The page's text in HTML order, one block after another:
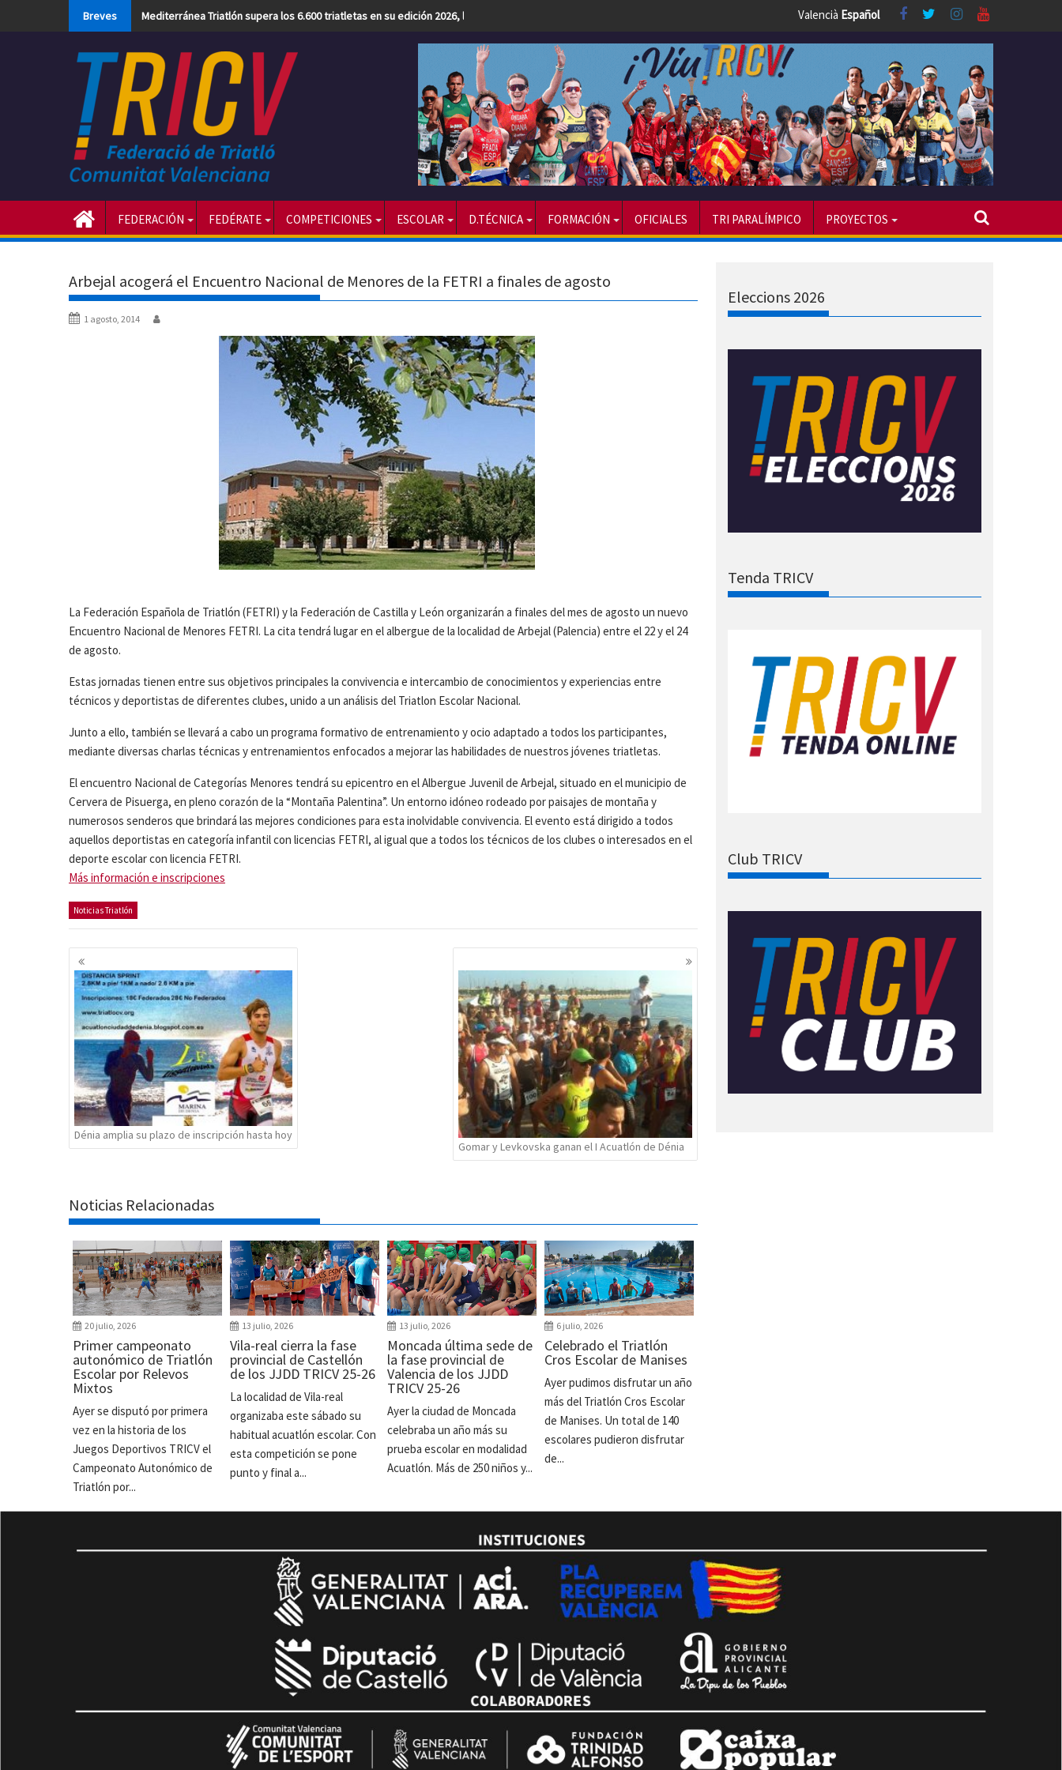
Breves Mediterránea Triatlón supera los 6.600 triatletas en su edición 2026, la más numerosa hasta la fecha Valencià Español
FEDERACIÓN FEDÉRATE COMPETICIONES ESCOLAR D.TÉCNICA FORMACIÓN OFICIALES TRI PARALÍMPICO PROYECTOS
Arbejal acogerá el Encuentro Nacional de Menores de la FETRI a finales de agosto
1 agosto, 2014
La Federación Española de Triatlón (FETRI) y la Federación de Castilla y León organizarán a finales del mes de agosto un nuevo
Encuentro Nacional de Menores FETRI. La cita tendrá lugar en el albergue de la localidad de Arbejal (Palencia) entre el 22 y el 24
de agosto.
Estas jornadas tienen entre sus objetivos principales la convivencia e intercambio de conocimientos y experiencias entre
técnicos y deportistas de diferentes clubes, unido a un análisis del Triatlon Escolar Nacional.
Junto a ello, también se llevará a cabo un programa formativo de entrenamiento y ocio adaptado a todos los participantes,
mediante diversas charlas técnicas y entrenamientos enfocados a mejorar las habilidades de nuestros jóvenes triatletas.
El encuentro Nacional de Categorías Menores tendrá su epicentro en el Albergue Juvenil de Arbejal, situado en el municipio de
Cervera de Pisuerga, en pleno corazón de la “Montaña Palentina”. Un entorno idóneo rodeado por paisajes de montaña y
numerosos senderos que brindará las mejores condiciones para esta inolvidable convivencia. El evento está dirigido a todos
aquellos deportistas en categoría infantil con licencias FETRI, al igual que a todos los técnicos de los clubes o interesados en el
deporte escolar con licencia FETRI.
Más información e inscripciones
Noticias Triatlón
Navegación
de
entradas
Dénia amplia su plazo de inscripción hasta hoy
Gomar y Levkovska ganan el I Acuatlón de Dénia
Noticias Relacionadas
20 julio, 2026
Primer campeonato
autonómico de Triatlón
Escolar por Relevos
Mixtos
Ayer se disputó por primera
vez en la historia de los
Juegos Deportivos TRICV el
Campeonato Autonómico de
Triatlón por...
13 julio, 2026
Vila-real cierra la fase
provincial de Castellón
de los JJDD TRICV 25-26
La localidad de Vila-real
organizaba este sábado su
habitual acuatlón escolar. Con
esta competición se pone
punto y final a...
13 julio, 2026
Moncada última sede de
la fase provincial de
Valencia de los JJDD
TRICV 25-26
Ayer la ciudad de Moncada
celebraba un año más su
prueba escolar en modalidad
Acuatlón. Más de 250 niños y...
6 julio, 2026
Celebrado el Triatlón
Cros Escolar de Manises
Ayer pudimos disfrutar un año
más del Triatlón Cros Escolar
de Manises. Un total de 140
escolares pudieron disfrutar
de...
Eleccions 2026
Tenda TRICV
Club TRICV